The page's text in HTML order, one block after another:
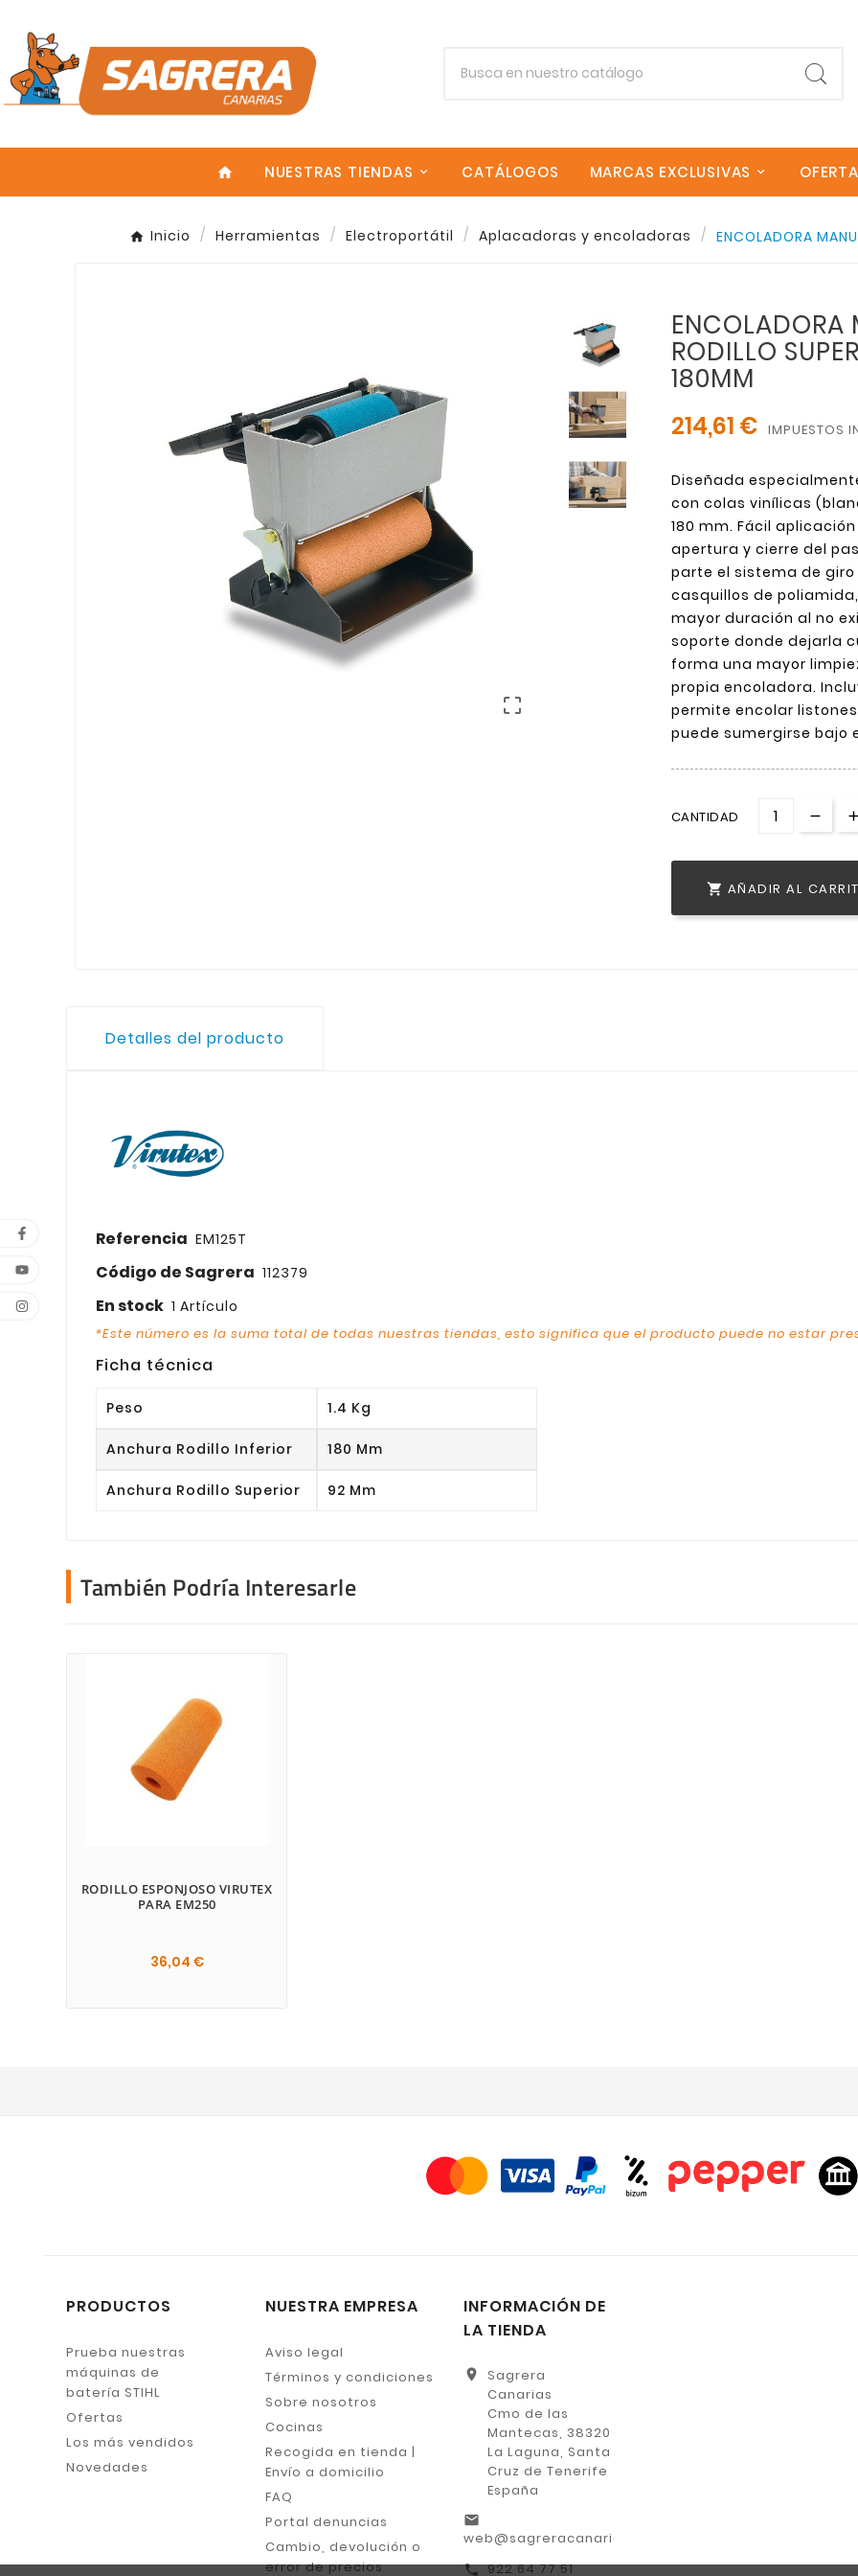
home NUESTRAS TIENDAS CATÁLOGOS MARCAS EXCLUSIVAS
Inicio Herramientas Electroportátil Aplacadoras y encoladoras ENCOLADORA

ENCOLADORA
RODILLO
180MM
214,61 € IMPUESTOS
Diseñada
con colas vinílicas
180 mm. Fácil
apertura y cierre del
parte el sistema de
casquillos de
mayor duración al no
soporte donde dejarla
forma una mayor
propia encoladora.
permite encolar
puede sumergirse bajo
CANTIDAD
 AÑADIR AL
Detalles del producto
Referencia EM125T
Código de Sagrera 112379
En stock 1 Artículo
*Este número es la suma total de todas nuestras tiendas, esto significa que el producto puede no estar
Ficha técnica
Peso 1.4 Kg
Anchura Rodillo Inferior 180 Mm
Anchura Rodillo Superior 92 Mm
También Podría Interesarle
RODILLO ESPONJOSO VIRUTEX
PARA EM250
36,04 €
PRODUCTOS
Prueba nuestras
máquinas de
batería STIHL
Ofertas
Los más vendidos
Novedades
NUESTRA EMPRESA
Aviso legal
Términos y condiciones
Sobre nosotros
Cocinas
Recogida en tienda |
Envío a domicilio
FAQ
Portal denuncias
Cambio, devolución o
error de precios
INFORMACIÓN DE
LA TIENDA
location_on
Sagrera
Canarias
Cmo de las
Mantecas, 38320
La Laguna, Santa
Cruz de Tenerife
España
email
web@sagreracanarias.es
call 922 64 77 51